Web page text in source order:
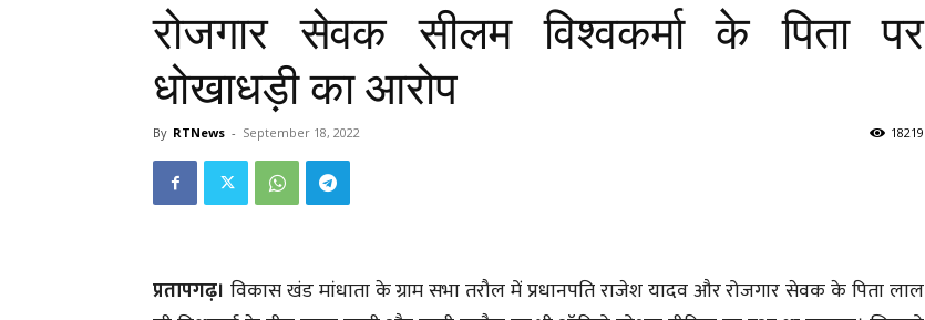
रोजगार सेवक सीलम विश्वकर्मा के पिता पर
धोखाधड़ी का आरोप
By RTNews - September 18, 2022 18219
प्रतापगढ़। विकास खंड मांधाता के ग्राम सभा तरौल में प्रधानपति राजेश यादव और रोजगार सेवक के पिता लाल